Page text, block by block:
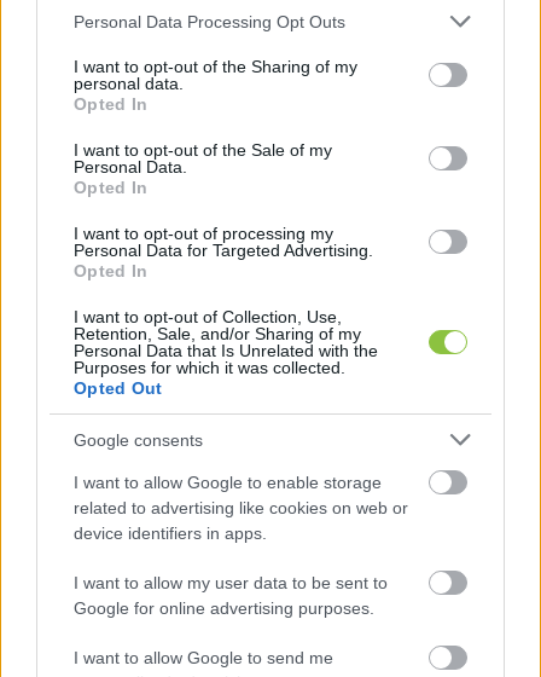
Please note that this website/app uses one or more Google
not limited to your visit or usage behaviour. You may click to
grant or deny consent to Google and its third-party tags to
use your data for below specified purposes in below Google
consent section.
Personal Data Processing Opt Outs
I want to opt-out of the Sharing of my
personal data.
Opted In
I want to opt-out of the Sale of my
Personal Data.
Opted In
I want to opt-out of processing my
Personal Data for Targeted Advertising.
Opted In
I want to opt-out of Collection, Use,
Retention, Sale, and/or Sharing of my
Personal Data that Is Unrelated with the
Purposes for which it was collected.
Opted Out
Google consents
I want to allow Google to enable storage
related to advertising like cookies on web or
device identifiers in apps.
I want to allow my user data to be sent to
Google for online advertising purposes.
I want to allow Google to send me
szeretné minden magyar embernek és a világ
minden részének üzenni:
Magyarországon senki nem akar háborút,
Magyarország a béke pártján áll, a Tisza-
feladata lesz. Az első, hogy elfogadják a
korrupcióellenes intézkedéseket: elindítják
Magyarország csatlakozását az európai
korrupcióellenes ügyészséghez, felállítják a
Nemzeti Vagyonvisszaszerzési és -védelmi
Hivatalt, az alaptörvénybe pedig beleírják, hogy
nyolc évnél tovább senki ne lehessen
miniszterelnök.